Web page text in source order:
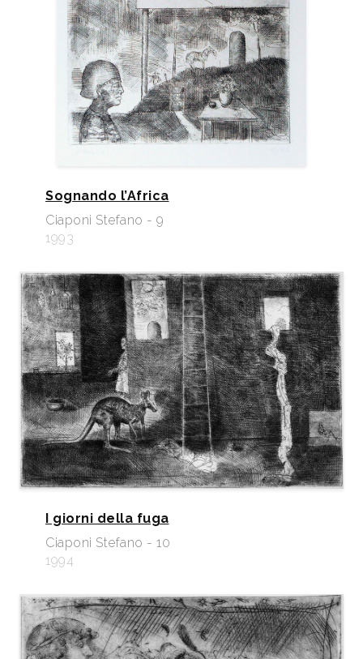
Sognando l’Africa
Ciaponi Stefano - 9
1993
I giorni della fuga
Ciaponi Stefano - 10
1994